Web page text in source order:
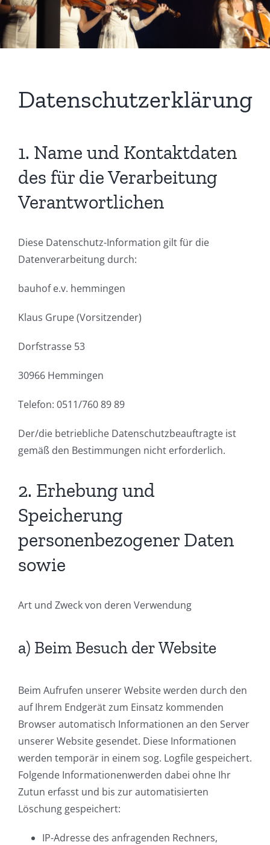
Datenschutzerklärung
1. Name und Kontaktdaten
des für die Verarbeitung
Verantwortlichen
Diese Datenschutz-Information gilt für die
Datenverarbeitung durch:
bauhof e.v. hemmingen
Klaus Grupe (Vorsitzender)
Dorfstrasse 53
30966 Hemmingen
Telefon: 0511/760 89 89
Der/die betriebliche Datenschutzbeauftragte ist
gemäß den Bestimmungen nicht erforderlich.
2. Erhebung und
Speicherung
personenbezogener Daten
sowie
Art und Zweck von deren Verwendung
a) Beim Besuch der Website
Beim Aufrufen unserer Website werden durch den
auf Ihrem Endgerät zum Einsatz kommenden
Browser automatisch Informationen an den Server
unserer Website gesendet. Diese Informationen
werden temporär in einem sog. Logfile gespeichert.
Folgende Informationenwerden dabei ohne Ihr
Zutun erfasst und bis zur automatisierten
Löschung gespeichert:
IP-Adresse des anfragenden Rechners,